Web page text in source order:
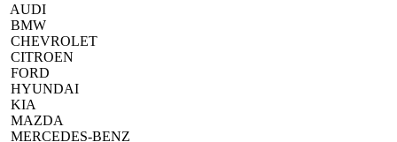
AUDI
BMW
CHEVROLET
CITROEN
FORD
HYUNDAI
KIA
MAZDA
MERCEDES-BENZ